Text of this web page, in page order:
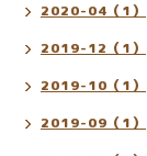
2020-04（1）
2019-12（1）
2019-10（1）
2019-09（1）